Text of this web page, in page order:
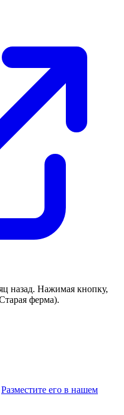
назад. Нажимая кнопку,
ферма).
Разместите его в нашем